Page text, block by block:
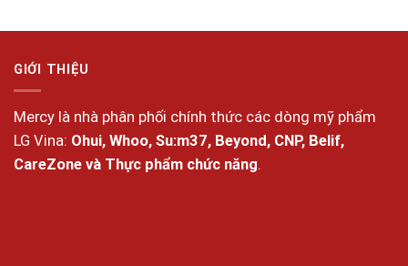
GIỚI THIỆU
Mercy là nhà phân phối chính thức các dòng mỹ phẩm
LG Vina: Ohui, Whoo, Su:m37, Beyond, CNP, Belif,
CareZone và Thực phẩm chức năng.